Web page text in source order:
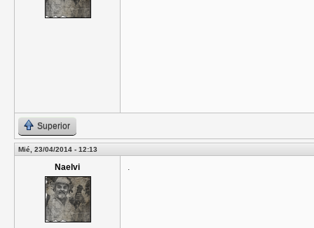
Superior
Mié, 23/04/2014 - 12:13
Naelvi .